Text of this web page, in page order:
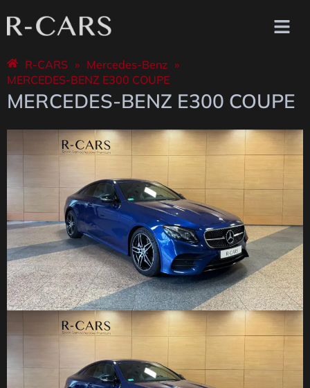
R-CARS » Mercedes-Benz »
MERCEDES-BENZ E300 COUPE
MERCEDES-BENZ E300 COUPE